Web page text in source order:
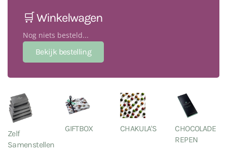
🛒 Winkelwagen
Nog niets besteld...
Zelf
Samenstellen
GIFTBOX CHAKULA'S
CHOCOLADE
REPEN